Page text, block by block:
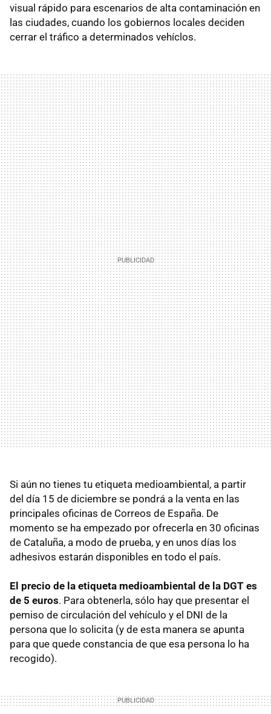
visual rápido para escenarios de alta contaminación en
las ciudades, cuando los gobiernos locales deciden
cerrar el tráfico a determinados vehíclos.
Si aún no tienes tu etiqueta medioambiental, a partir
del día 15 de diciembre se pondrá a la venta en las
principales oficinas de Correos de España. De
momento se ha empezado por ofrecerla en 30 oficinas
de Cataluña, a modo de prueba, y en unos días los
adhesivos estarán disponibles en todo el país.
El precio de la etiqueta medioambiental de la DGT es
de 5 euros. Para obtenerla, sólo hay que presentar el
pemiso de circulación del vehículo y el DNI de la
persona que lo solicita (y de esta manera se apunta
para que quede constancia de que esa persona lo ha
recogido).